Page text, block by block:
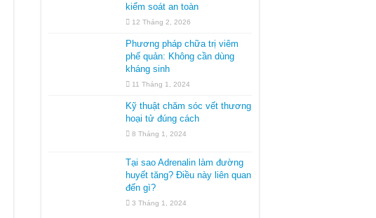
kiểm soát an toàn
12 Tháng 2, 2026
Phương pháp chữa trị viêm
phế quản: Không cần dùng
kháng sinh
11 Tháng 1, 2024
Kỹ thuật chăm sóc vết thương
hoại tử đúng cách
8 Tháng 1, 2024
Tại sao Adrenalin làm đường
huyết tăng? Điều này liên quan
đến gì?
3 Tháng 1, 2024